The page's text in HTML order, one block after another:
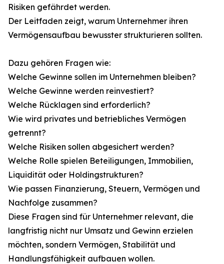
Risiken gefährdet werden.
Der Leitfaden zeigt, warum Unternehmer ihren
Vermögensaufbau bewusster strukturieren sollten.
Dazu gehören Fragen wie:
Welche Gewinne sollen im Unternehmen bleiben?
Welche Gewinne werden reinvestiert?
Welche Rücklagen sind erforderlich?
Wie wird privates und betriebliches Vermögen
getrennt?
Welche Risiken sollen abgesichert werden?
Welche Rolle spielen Beteiligungen, Immobilien,
Liquidität oder Holdingstrukturen?
Wie passen Finanzierung, Steuern, Vermögen und
Nachfolge zusammen?
Diese Fragen sind für Unternehmer relevant, die
langfristig nicht nur Umsatz und Gewinn erzielen
möchten, sondern Vermögen, Stabilität und
Handlungsfähigkeit aufbauen wollen.